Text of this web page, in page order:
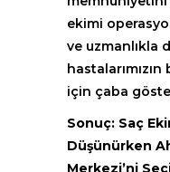
ekimi
ve uzmanlıkla
için çaba
Sonuç: Saç
Düşünürken
Merkezi’ni